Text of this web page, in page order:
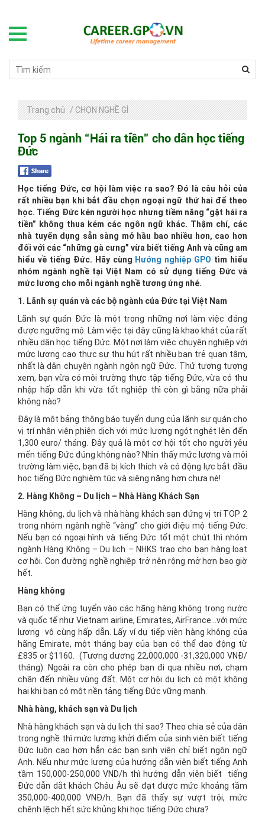
Trang chủ / CHỌN NGHỀ GÌ
Top 5 ngành “Hái ra tiền” cho dân học tiếng
Đức
Học tiếng Đức, cơ hội làm việc ra sao? Đó là câu hỏi của
rất nhiều bạn khi bắt đầu chọn ngoại ngữ thứ hai để theo
học. Tiếng Đức kén người học nhưng tiềm năng “gặt hái ra
tiền” không thua kém các ngôn ngữ khác. Thậm chí, các
nhà tuyển dụng sẵn sàng mở hầu bao nhiều hơn, cao hơn
đối với các “những gà cưng” vừa biết tiếng Anh và cũng am
hiểu về tiếng Đức. Hãy cùng Hướng nghiệp GPO tìm hiểu
nhóm ngành nghề tại Việt Nam có sử dụng tiếng Đức và
mức lương cho mỗi ngành nghề tương ứng nhé.
1. Lãnh sự quán và các bộ ngành của Đức tại Việt Nam
Lãnh sự quán Đức là một trong những nơi làm việc đáng
được ngưỡng mộ. Làm việc tại đây cũng là khao khát của rất
nhiều dân học tiếng Đức. Một nơi làm việc chuyên nghiệp với
mức lương cao thực sự thu hút rất nhiều bạn trẻ quan tâm,
nhất là dân chuyên ngành ngôn ngữ Đức. Thử tượng tượng
xem, bạn vừa có môi trường thực tập tiếng Đức, vừa có thu
nhập hấp dẫn khi vừa tốt nghiệp thì còn gì bằng nữa phải
không nào?
Đây là một bảng thông báo tuyển dụng của lãnh sự quán cho
vị trí nhân viên phiên dịch với mức lương ngót nghét lên đến
1,300 euro/ tháng. Đây quả là một cơ hội tốt cho người yêu
mến tiếng Đức đúng không nào? Nhìn thấy mức lương và môi
trường làm việc, bạn đã bị kích thích và có động lực bắt đầu
học tiếng Đức nghiêm túc và siêng năng hơn chưa nè!
2. Hàng Không – Du lịch – Nhà Hàng Khách Sạn
Hàng không, du lịch và nhà hàng khách sạn đứng vị trí TOP 2
trong nhóm ngành nghề “vàng” cho giới điệu mộ tiếng Đức.
Nếu bạn có ngoại hình và tiếng Đức tốt một chút thì nhóm
ngành Hàng Không – Du lịch – NHKS trao cho bạn hàng loạt
cơ hội. Con đường nghề nghiệp trở nên rộng mở hơn bao giờ
hết.
Hàng không
Bạn có thể ứng tuyển vào các hãng hàng không trong nước
và quốc tế như Vietnam airline, Emirates, AirFrance…với mức
lương vô cùng hấp dẫn. Lấy ví dụ tiếp viên hàng không của
hãng Emirate, một tháng bay của bạn có thể dao động từ
£835 or $1160. (Tương đương 22,000,000 -31,320,000 VNĐ/
tháng). Ngoài ra còn cho phép bạn đi qua nhiều nơi, chạm
chân đến nhiều vùng đất. Một cơ hội du lịch có một không
hai khi bạn có một nền tảng tiếng Đức vững mạnh.
Nhà hàng, khách sạn và Du lịch
Nhà hàng khách sạn và du lịch thì sao? Theo chia sẻ của dân
trong nghề thì mức lương khởi điểm của sinh viên biết tiếng
Đức luôn cao hơn hẳn các bạn sinh viên chỉ biết ngôn ngữ
Anh. Nếu như mức lương của hướng dẫn viên biết tiếng Anh
tầm 150,000-250,000 VND/h thì hướng dẫn viên biết tiếng
Đức dẫn dắt khách Châu Âu sẽ đạt được mức khoảng tầm
350,000-400,000 VNĐ/h. Bạn đã thấy sự vượt trội, mức
chênh lệch hết sức khủng khi học tiếng Đức chưa?